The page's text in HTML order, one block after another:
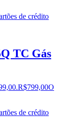
de crédito
TC Gás
R$799,00O
de crédito